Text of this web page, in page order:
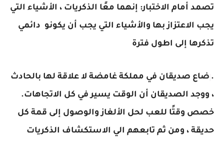
تصمد أمام الاختبار: إنهما معًا الذكريات ، الأشياء التي
يجب الاعتزاز بها والأشياء التي يجب أن يكونو دائمي
تذكرها إلى اطول فترة
. ضاع صديقان في مملكة غامضة لا علاقة لها بالحادث
، ووجد الصديقان أن الوقت يسير في كل الاتجاهات.
خصص وقتًا للعب لحل الألغاز والوصول إلى قمة كل
حديقة ، ومن ثم تابعهم الي الاستكشاف الذكريات